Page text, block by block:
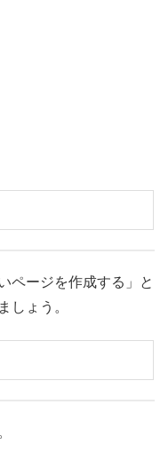
ページを作成する」と
しょう。